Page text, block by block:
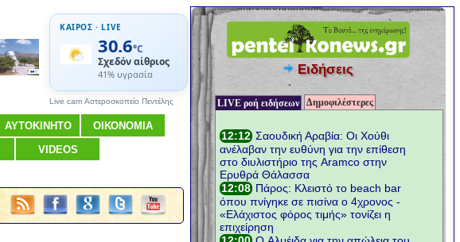
ΚΑΙΡΟΣ · LIVE
30.6°C
Σχεδόν αίθριος
41% υγρασία
Live cam Αστεροσκοπείο Πεντέλης
ΑΥΤΟΚΙΝΗΤΟ ΟΙΚΟΝΟΜΙΑ
VIDEOS
Ειδήσεις
LIVE ροή ειδήσεων Δημοφιλέστερες